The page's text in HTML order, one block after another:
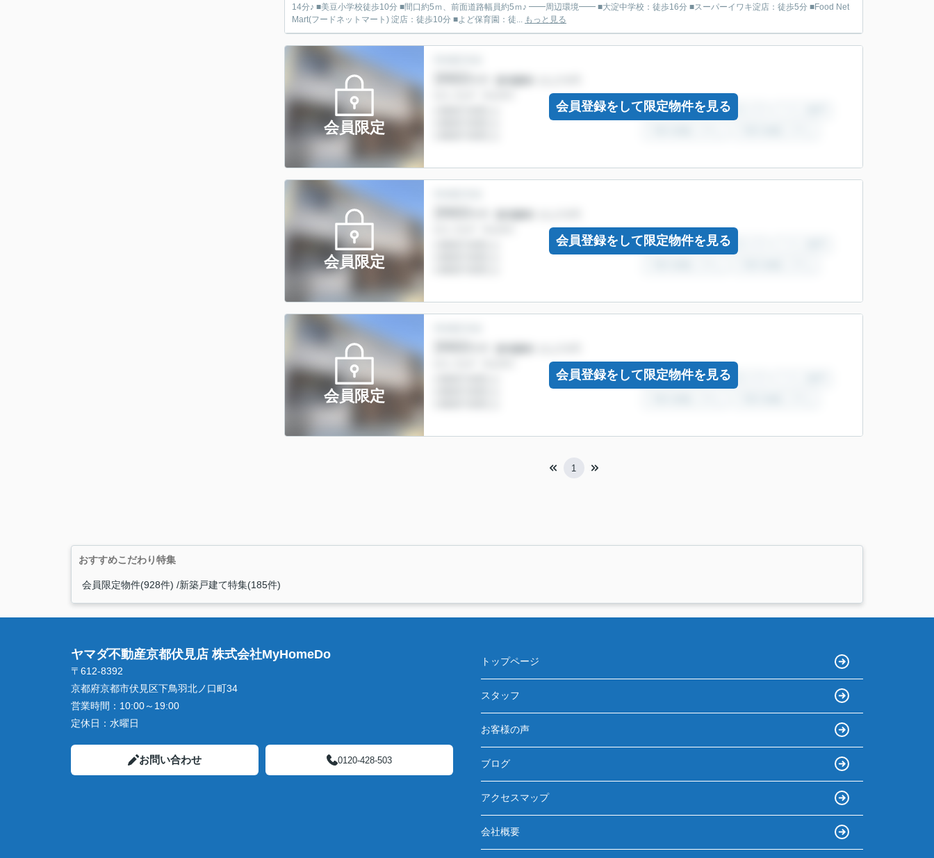
14分♪ ■美豆小学校徒歩10分 ■間口約5ｍ、前面道路幅員約5ｍ♪ ━━周辺環境━━ ■大淀中学校：徒歩16分 ■スーパーイワキ淀店：徒歩5分 ■Food Net
Mart(フードネットマート) 淀店：徒歩10分 ■よど保育園：徒... もっと見る
会員限定
会員登録をして限定物件を見る
会員限定
会員登録をして限定物件を見る
会員限定
会員登録をして限定物件を見る
1
おすすめこだわり特集
会員限定物件(928件) 新築戸建て特集(185件)
ヤマダ不動産京都伏見店 株式会社MyHomeDo
〒612-8392
京都府京都市伏見区下鳥羽北ノ口町34
営業時間： 10:00～19:00
定休日： 水曜日
お問い合わせ 0120-428-503
トップページ
スタッフ
お客様の声
ブログ
アクセスマップ
会社概要